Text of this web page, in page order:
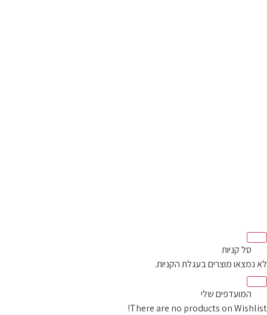
סל קניות‬
לא נמצאו מוצרים בעגלת הקניות.
המועדפים שלי
There are no products on Wishlist!